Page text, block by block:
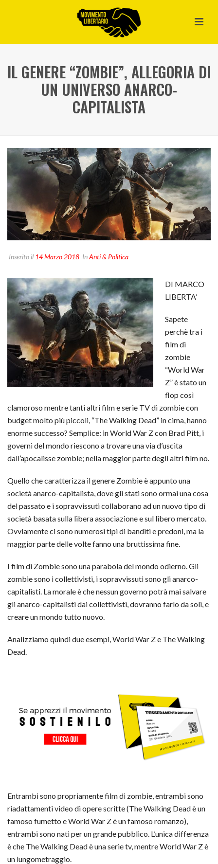
IL GENERE “ZOMBIE”, ALLEGORIA DI
UN UNIVERSO ANARCO-
CAPITALISTA
Inserito il 14 Marzo 2018 InAnti & Politica
DI MARCO
LIBERTA’
Sapete
perchè tra i
film di
zombie
“World War
Z” è stato un
flop così
clamoroso mentre tanti altri film e serie TV di zombie con
budget molto più piccoli, “The Walking Dead” in cima, hanno
enorme successo? Semplice: in World War Z con Brad Pitt, i
governi del mondo riescono a trovare una via d’uscita
dall’apocalisse zombie; nella maggior parte degli altri film no.
Quello che caratterizza il genere Zombie è appunto una
società anarco-capitalista, dove gli stati sono ormai una cosa
del passato e i sopravvissuti collaborano ad un nuovo tipo di
società basata sulla libera associazione e sul libero mercato.
Ovviamente ci sono numerosi tipi di banditi e predoni, ma la
maggior parte delle volte fanno una bruttissima fine.
I film di Zombie sono una parabola del mondo odierno. Gli
zombie sono i collettivisti, i sopravvissuti sono gli anarco-
capitalisti. La morale è che nessun governo potrà mai salvare
gli anarco-capitalisti dai collettivisti, dovranno farlo da soli, e
creare un mondo tutto nuovo.
Analizziamo quindi due esempi, World War Z e The Walking
Dead.
Entrambi sono propriamente film di zombie, entrambi sono
riadattamenti video di opere scritte (The Walking Dead è un
famoso fumetto e World War Z è un famoso romanzo),
entrambi sono nati per un grande pubblico. L’unica differenza
è che The Walking Dead è una serie tv, mentre World War Z è
un lungometraggio.